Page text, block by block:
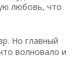
любовь, что
Но главный
волновало и